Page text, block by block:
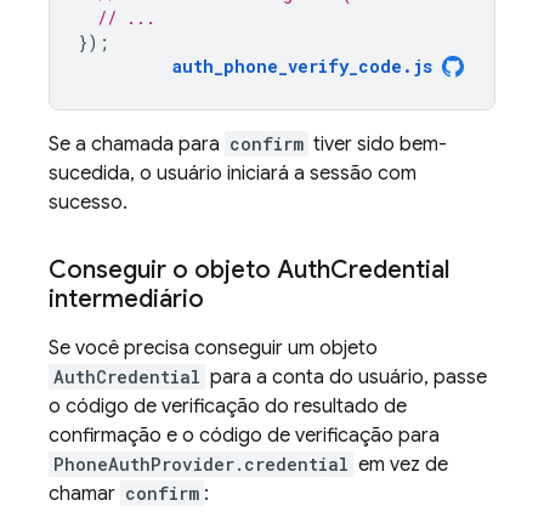
// ...
});
auth_phone_verify_code . js
Se a chamada para confirm tiver sido bem-
sucedida, o usuário iniciará a sessão com
sucesso.
Conseguir o objeto AuthCredential
intermediário
Se você precisa conseguir um objeto
AuthCredential para a conta do usuário, passe
o código de verificação do resultado de
confirmação e o código de verificação para
PhoneAuthProvider.credential em vez de
chamar confirm :